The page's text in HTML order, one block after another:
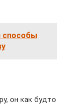
способы
он как будто